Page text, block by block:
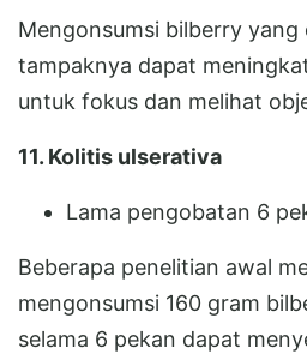
Mengonsumsi bilberry yang
tampaknya dapat
untuk fokus dan melihat
11. Kolitis ulserativa
Lama pengobatan 6
Beberapa penelitian awal
mengonsumsi 160 gram
selama 6 pekan dapat